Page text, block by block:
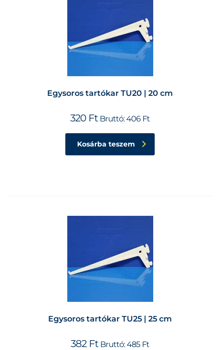
Egysoros tartókar TU20 | 20 cm
320 Ft Bruttó:406 Ft
Kosárba teszem
Egysoros tartókar TU25 | 25 cm
382 Ft Bruttó:485 Ft